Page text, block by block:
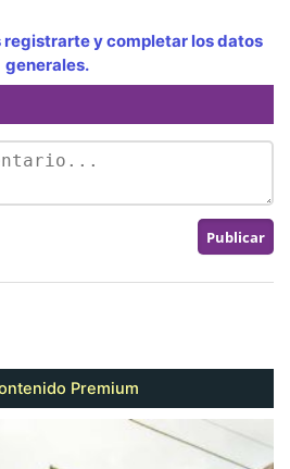
registrarte y completar los datos
generales.
Premium